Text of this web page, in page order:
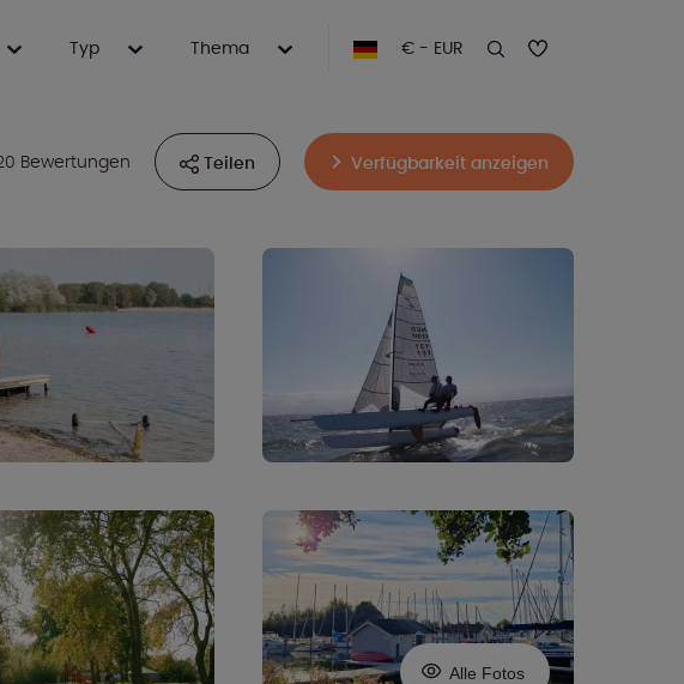
Typ Thema € - EUR
Bewertungen
Teilen Verfügbarkeit anzeigen
Alle Fotos